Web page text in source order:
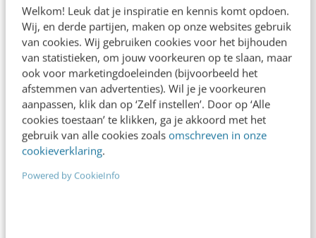
Welkom! Leuk dat je inspiratie en kennis komt opdoen.
Wij, en derde partijen, maken op onze websites gebruik
van cookies. Wij gebruiken cookies voor het bijhouden
van statistieken, om jouw voorkeuren op te slaan, maar
ook voor marketingdoeleinden (bijvoorbeeld het
afstemmen van advertenties). Wil je je voorkeuren
aanpassen, klik dan op ‘Zelf instellen’. Door op ‘Alle
cookies toestaan’ te klikken, ga je akkoord met het
gebruik van alle cookies zoals omschreven in onze
cookieverklaring.
Powered by CookieInfo
spelregels
In 2,5 uur van Google-first naar AI-first: zo wordt je
content beter gevonden. Schrijf je in en bekijk
direct.
Meer weten